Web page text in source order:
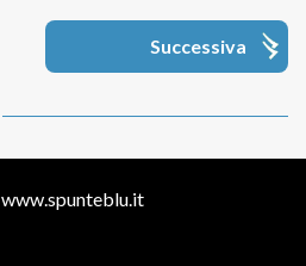
Successiva
www.spunteblu.it